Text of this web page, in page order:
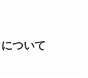
ついて